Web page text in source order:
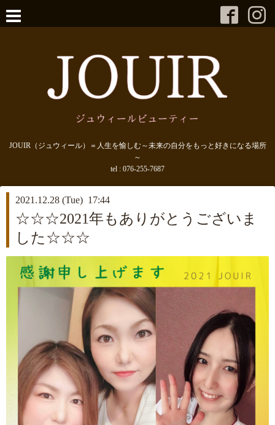
JOUIR（ジュウィール）＝人生を愉しむ～未来の自分をもっと好きになる場所
～
tel : 076-255-7687
2021.12.28 (Tue) 17:44
☆☆☆2021年もありがとうございま
した☆☆☆